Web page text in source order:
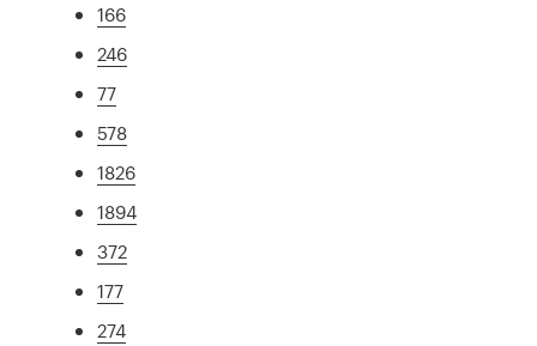
166
246
77
578
1826
1894
372
177
274